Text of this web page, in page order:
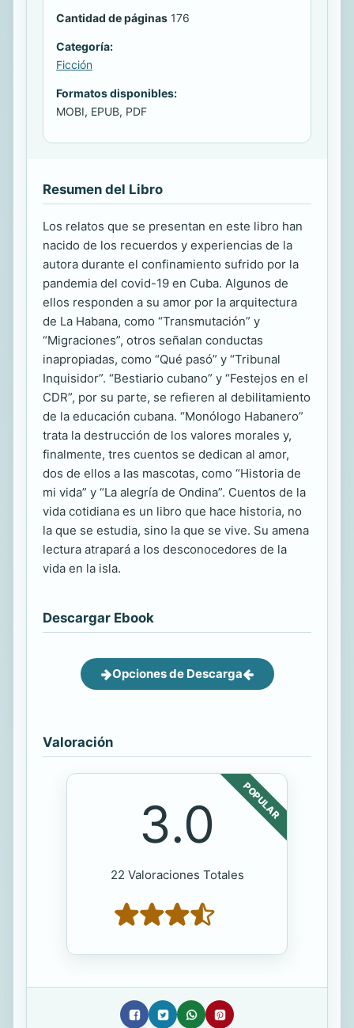
Cantidad de páginas 176
Categoría:
Ficción
Formatos disponibles:
MOBI, EPUB, PDF
Resumen del Libro
Los relatos que se presentan en este libro han
nacido de los recuerdos y experiencias de la
autora durante el confinamiento sufrido por la
pandemia del covid-19 en Cuba. Algunos de
ellos responden a su amor por la arquitectura
de La Habana, como “Transmutación” y
“Migraciones”, otros señalan conductas
inapropiadas, como “Qué pasó” y “Tribunal
Inquisidor”. “Bestiario cubano” y “Festejos en el
CDR”, por su parte, se refieren al debilitamiento
de la educación cubana. “Monólogo Habanero”
trata la destrucción de los valores morales y,
finalmente, tres cuentos se dedican al amor,
dos de ellos a las mascotas, como “Historia de
mi vida” y “La alegría de Ondina”. Cuentos de la
vida cotidiana es un libro que hace historia, no
la que se estudia, sino la que se vive. Su amena
lectura atrapará a los desconocedores de la
vida en la isla.
Descargar Ebook
Opciones de Descarga
Valoración
POPULAR
3.0
22 Valoraciones Totales